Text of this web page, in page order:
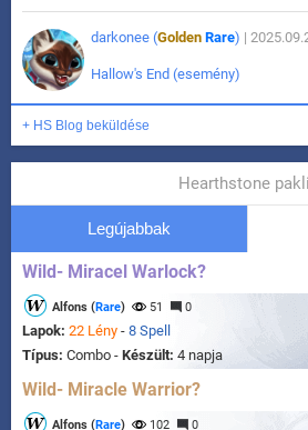
darkonee (Golden Rare) |
Hallow's End (esemény)
+ HS Blog beküldése
Hearthstone
Legújabbak
Wild- Miracel Warlock?
Alfons (Rare) 51 0
Lapok: 22 Lény - 8 Spell
Típus: Combo - Készült: 4 napja
Wild- Miracle Warrior?
Alfons (Rare) 102 0